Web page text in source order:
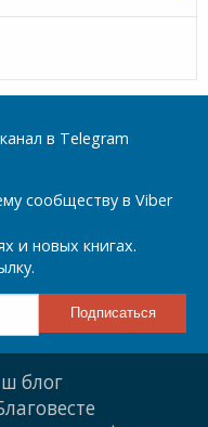
в Telegram
сообществу в Viber
и новых книгах.
блог